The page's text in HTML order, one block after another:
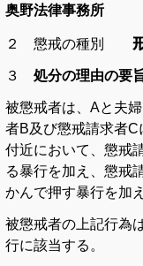
奥野法律事務所
２ 懲戒の種別
３ 処分の理由の要
被懲戒者は、Aと夫
者B及び懲戒請求者
付近において、懲戒
る暴行を加え、懲戒
かんで押す暴行を加
被懲戒者の上記行為
行に該当する。